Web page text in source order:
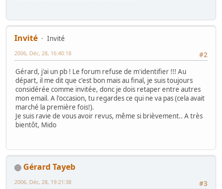
Invité
Invité
#2
2006, Déc, 28, 16:40:18
Gérard, j'ai un pb ! Le forum refuse de m'identifier !!! Au
départ, il me dit que c'est bon mais au final, je suis toujours
considérée comme invitée, donc je dois retaper entre autres
mon email. A l'occasion, tu regardes ce qui ne va pas (cela avait
marché la première fois!).
Je suis ravie de vous avoir revus, même si brièvement.. A très
bientôt, Mido
Gérard Tayeb
#3
2006, Déc, 28, 19:21:38